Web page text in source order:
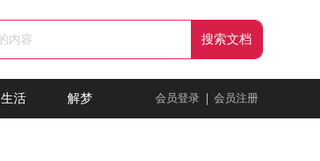
生活 解梦 会员登录 会员注册